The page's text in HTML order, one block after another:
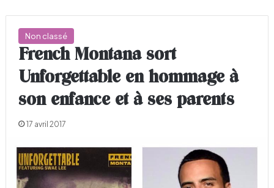
Non classé
French Montana sort
Unforgettable en hommage à
son enfance et à ses parents
17 avril 2017